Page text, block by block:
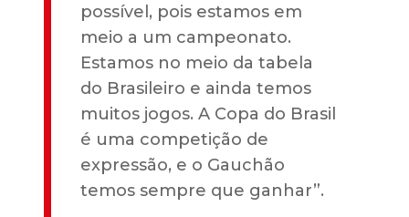
possível, pois estamos em
meio a um campeonato.
Estamos no meio da tabela
do Brasileiro e ainda temos
muitos jogos. A Copa do Brasil
é uma competição de
expressão, e o Gauchão
temos sempre que ganhar”.